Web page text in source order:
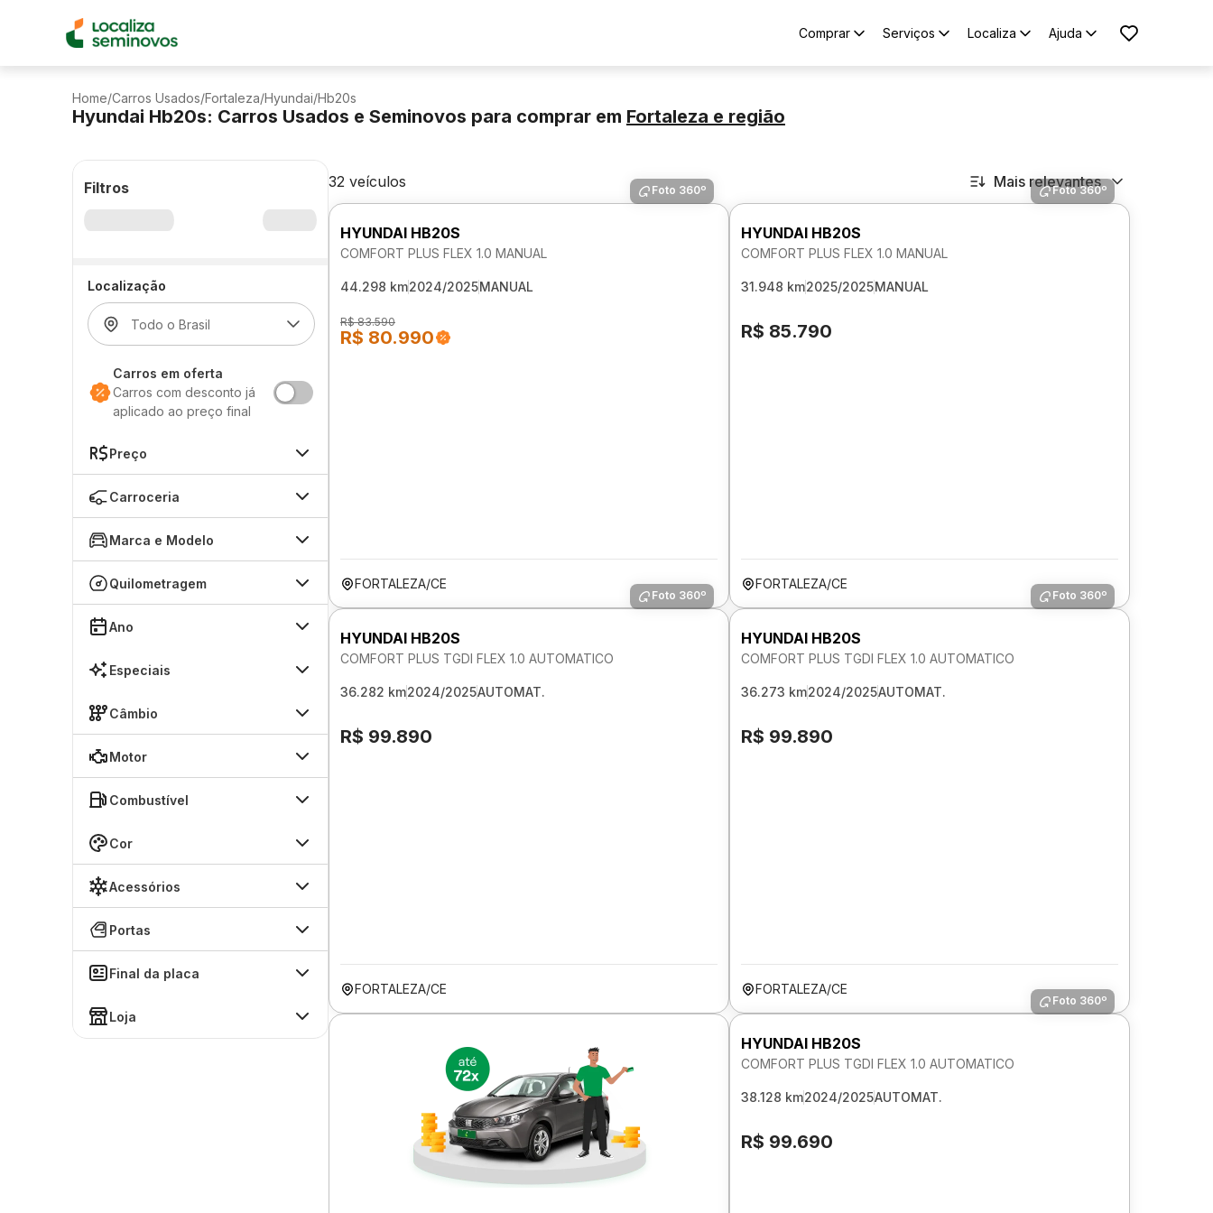
Comprar Serviços Localiza Ajuda
Home/Carros Usados/Fortaleza/Hyundai/Hb20s
Hyundai Hb20s: Carros Usados e Seminovos para comprar em Fortaleza e região
Filtros
Localização
Carros em oferta
Carros com desconto já
aplicado ao preço final
Preço
Carroceria
Marca e Modelo
Quilometragem
Ano
Especiais
Câmbio
Motor
Combustível
Cor
Acessórios
Portas
Final da placa
Loja
32 veículos Mais relevantes
Foto 360º
HYUNDAI HB20S
COMFORT PLUS FLEX 1.0 MANUAL
44.298 km2024/2025MANUAL
R$ 83.590
R$ 80.990
FORTALEZA/CE
Foto 360º
HYUNDAI HB20S
COMFORT PLUS FLEX 1.0 MANUAL
31.948 km2025/2025MANUAL
R$ 85.790
FORTALEZA/CE
Foto 360º
HYUNDAI HB20S
COMFORT PLUS TGDI FLEX 1.0 AUTOMATICO
36.282 km2024/2025AUTOMAT.
R$ 99.890
FORTALEZA/CE
Foto 360º
HYUNDAI HB20S
COMFORT PLUS TGDI FLEX 1.0 AUTOMATICO
36.273 km2024/2025AUTOMAT.
R$ 99.890
FORTALEZA/CE
Foto 360º
HYUNDAI HB20S
COMFORT PLUS TGDI FLEX 1.0 AUTOMATICO
38.128 km2024/2025AUTOMAT.
R$ 99.690